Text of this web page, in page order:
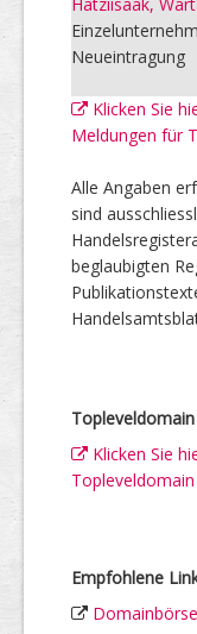
Neueintragung
Klicken Sie
Meldungen für
Alle Angaben
sind
beglaubigten
Klicken Sie
Empfohlene